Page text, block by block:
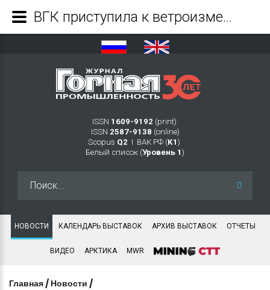
ISSN 1609-9192 (print)
ISSN 2587-9138 (online)
Scopus Q2 Ι ВАК РФ (K1 )
Белый список (Уровень 1 )
НОВОСТИ КАЛЕНДАРЬ ВЫСТАВОК АРХИВ ВЫСТАВОК ОТЧЕТЫ
ВИДЕО АРКТИКА MWR
Главная / Новости /
ВГК приступила к ветроизмерениям для строительства ветропарка - Журнал Горная промышленность